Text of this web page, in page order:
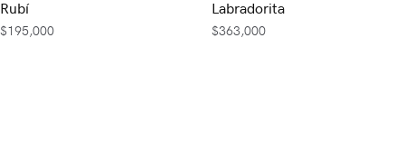
Rubí
$195,000
Labradorita
$363,000